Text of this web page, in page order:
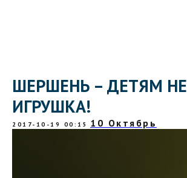
ШЕРШЕНЬ – ДЕТЯМ НЕ
ИГРУШКА!
2017-10-19 00:15 10 Октябрь